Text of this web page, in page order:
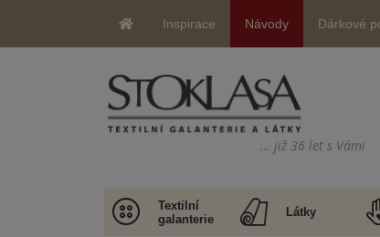
Inspirace Návody Dárkové
… již 36 let s Vámi
Textilní
galanterie
Látky